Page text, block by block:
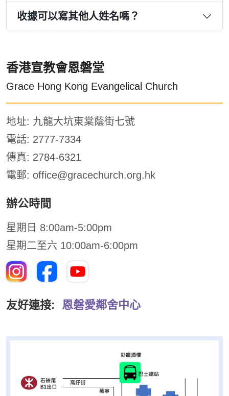
收據可以寫其他人姓名嗎？
香港宣教會恩磐堂
Grace Hong Kong Evangelical Church
地址: 九龍大坑東棠蔭街七號
電話: 2777-7334
傳真: 2784-6321
電郵: office@gracechurch.org.hk
辦公時間
星期日 8:00am-5:00pm
星期二至六 10:00am-6:00pm
友好連接: 恩磐愛鄰舍中心